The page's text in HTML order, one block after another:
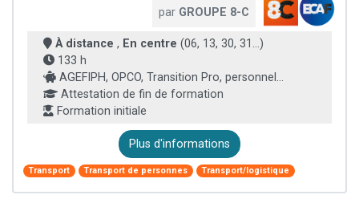
par GROUPE 8-C
À distance , En centre (06, 13, 30, 31...)
133 h
AGEFIPH, OPCO, Transition Pro, personnel...
Attestation de fin de formation
Formation initiale
Plus d'informations
Transport Transport de personnes Transport/logistique